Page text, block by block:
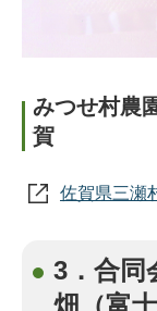
みつせ村農
賀
佐賀県三瀬
3．合同
畑（富士